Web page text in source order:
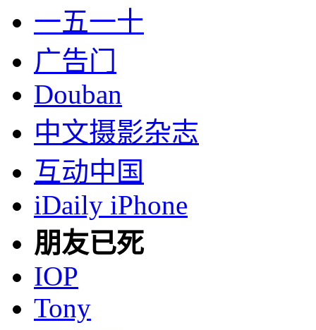
一五一十
广告门
Douban
中文摄影杂志
互动中国
iDaily iPhone
朋友已死
IOP
Tony